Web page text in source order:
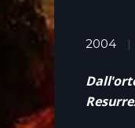
2004